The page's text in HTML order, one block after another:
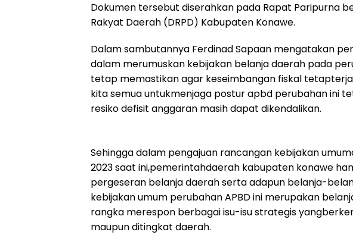
Dokumen tersebut diserahkan pada Rapat Paripurna
Rakyat Daerah (DRPD) Kabupaten Konawe.
Dalam sambutannya Ferdinad Sapaan mengatakan
dalam merumuskan kebijakan belanja daerah pada
tetap memastikan agar keseimbangan fiskal
kita semua untukmenjaga postur apbd perubahan ini
resiko defisit anggaran masih dapat dikendalikan.
Sehingga dalam pengajuan rancangan kebijakan
2023 saat ini,pemerintahdaerah kabupaten konawe
pergeseran belanja daerah serta adapun belanja-
kebijakan umum perubahan APBD ini merupakan
rangka merespon berbagai isu-isu strategis
maupun ditingkat daerah.